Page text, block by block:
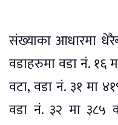
संख्याका आधारमा
वडाहरुमा वडा नं. १६
वटा, वडा नं. ३१ मा
वडा नं. ३२ मा ३८५